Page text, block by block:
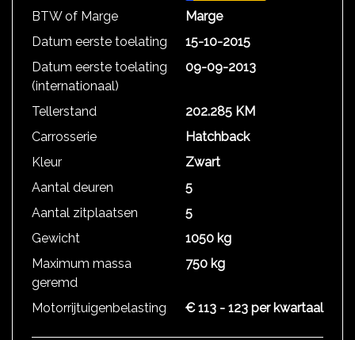
BTW of Marge
Marge
Datum eerste toelating
15-10-2015
Datum eerste toelating
(internationaal)
09-09-2013
Tellerstand
202.285 KM
Carrosserie
Hatchback
Kleur
Zwart
Aantal deuren
5
Aantal zitplaatsen
5
Gewicht
1050 kg
Maximum massa
geremd
750 kg
Motorrijtuigenbelasting € 113 - 123 per kwartaal